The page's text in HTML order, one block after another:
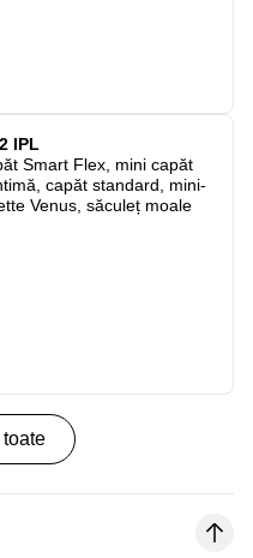
IPL
Smart Flex, mini capăt
capăt standard, mini-
Venus, săculeț moale